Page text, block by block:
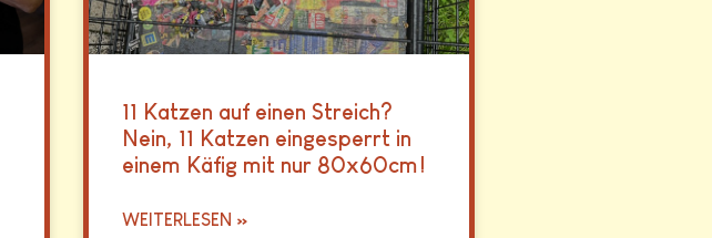
11 Katzen auf einen Streich?
Nein, 11 Katzen eingesperrt in
einem Käfig mit nur 80x60cm!
WEITERLESEN »